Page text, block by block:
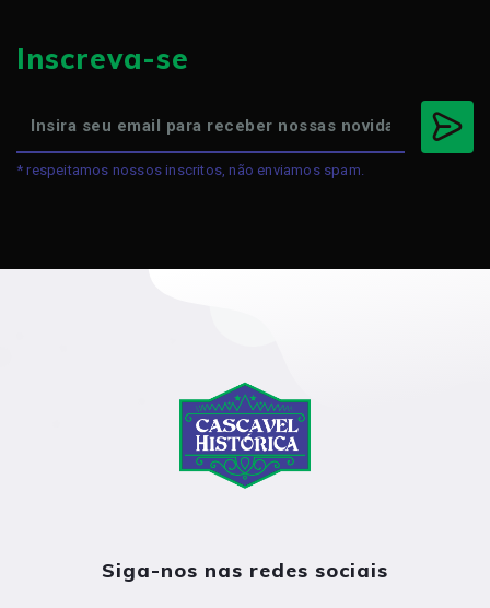
Inscreva-se
* respeitamos nossos inscritos, não enviamos spam.
Siga-nos nas redes sociais